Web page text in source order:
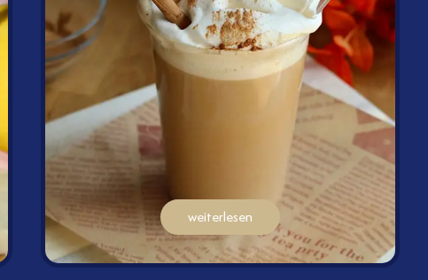
weiterlesen